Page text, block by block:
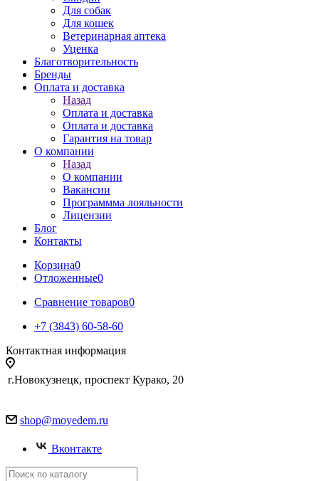
Для собак
Для кошек
Ветеринарная аптека
Уценка
Благотворительность
Бренды
Оплата и доставка
Назад
Оплата и доставка
Оплата и доставка
Гарантия на товар
О компании
Назад
О компании
Вакансии
Программма лояльности
Лицензии
Блог
Контакты
Корзина0
Отложенные0
Сравнение товаров0
+7 (3843) 60-58-60
Контактная информация
г.Новокузнецк, проспект Курако, 20
shop@moyedem.ru
Вконтакте